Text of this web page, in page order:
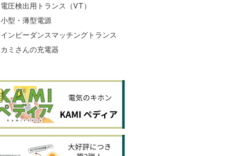
電圧検出用トランス（VT）
小型・薄型電源
インピーダンスマッチングトランス
カミさんの充電器